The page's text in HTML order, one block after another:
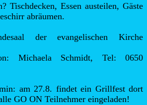
Tischdecken, Essen austeilen, Gäste
abräumen.
der evangelischen Kirche
Michaela Schmidt, Tel: 0650
am 27.8. findet ein Grillfest dort
GO ON Teilnehmer eingeladen!